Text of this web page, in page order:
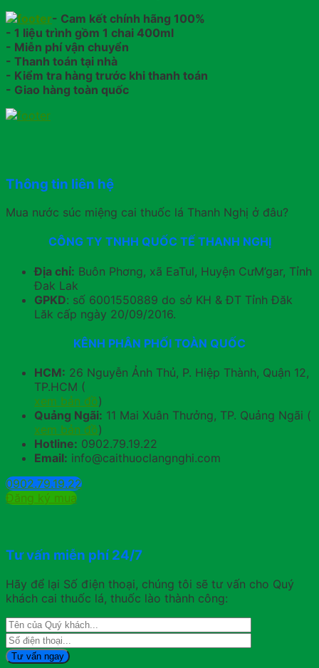
- Cam kết chính hãng 100%
- 1 liệu trình gồm 1 chai 400ml
- Miễn phí vận chuyển
- Thanh toán tại nhà
- Kiểm tra hàng trước khi thanh toán
- Giao hàng toàn quốc
Thông tin liên hệ
Mua nước súc miệng cai thuốc lá Thanh Nghị ở đâu?
CÔNG TY TNHH QUỐC TẾ THANH NGHỊ
Địa chỉ: Buôn Phơng, xã EaTul, Huyện CưM’gar, Tỉnh
Đak Lak
GPKD: số 6001550889 do sở KH & ĐT Tỉnh Đăk
Lăk cấp ngày 20/09/2016.
KÊNH PHÂN PHỐI TOÀN QUỐC
HCM: 26 Nguyễn Ảnh Thủ, P. Hiệp Thành, Quận 12,
TP.HCM (
xem bản đồ)
Quảng Ngãi: 11 Mai Xuân Thưởng, TP. Quảng Ngãi (
xem bản đồ)
Hotline: 0902.79.19.22
Email: info@caithuoclangnghi.com
0902.79.19.22
Đăng ký mua
Tư vấn miễn phí 24/7
Hãy để lại Số điện thoại, chúng tôi sẽ tư vấn cho Quý
khách cai thuốc lá, thuốc lào thành công: